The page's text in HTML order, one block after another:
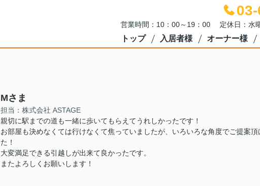
営業時間：10：00～19：00 定休日：水
トップ 入居者様 オーナー様
Mさま
担当：株式会社 ASTAGE
親切に駅までの道も一緒に歩いてもらえてうれしかったです！
お部屋も決めなくては行けなくて焦っていましたが、いろいろな角度でご提案
た！
大変満足できる引越しが出来て良かったです。
またよろしくお願いします！